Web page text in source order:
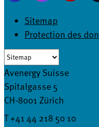
Sitemap
Protection des
Avenergy Suisse
Spitalgasse 5
CH-8001 Zürich
T +41 44 218 50 10